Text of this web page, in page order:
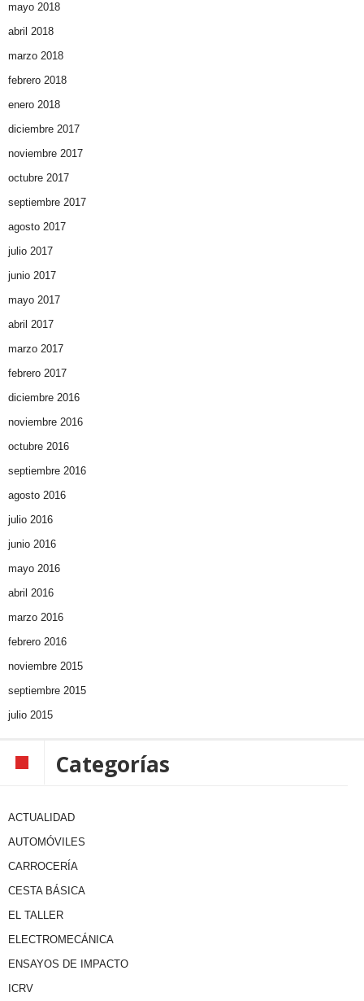
mayo 2018
abril 2018
marzo 2018
febrero 2018
enero 2018
diciembre 2017
noviembre 2017
octubre 2017
septiembre 2017
agosto 2017
julio 2017
junio 2017
mayo 2017
abril 2017
marzo 2017
febrero 2017
diciembre 2016
noviembre 2016
octubre 2016
septiembre 2016
agosto 2016
julio 2016
junio 2016
mayo 2016
abril 2016
marzo 2016
febrero 2016
noviembre 2015
septiembre 2015
julio 2015
Categorías
ACTUALIDAD
AUTOMÓVILES
CARROCERÍA
CESTA BÁSICA
EL TALLER
ELECTROMECÁNICA
ENSAYOS DE IMPACTO
ICRV